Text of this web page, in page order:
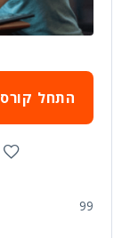
התחל קורס
99